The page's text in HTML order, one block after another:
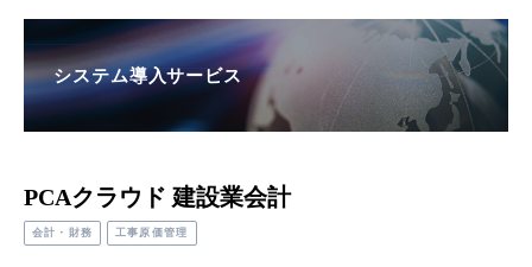
システム導入サービス
PCAクラウド 建設業会計
会計・財務 工事原価管理